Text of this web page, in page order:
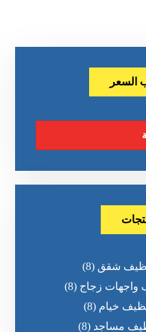
السعر
شقق (8)
واجهات زجاج (8)
خيام (8)
مساجد (8)